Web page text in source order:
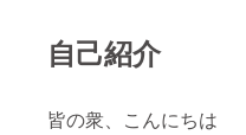
自己紹介
皆の衆、こんにちは